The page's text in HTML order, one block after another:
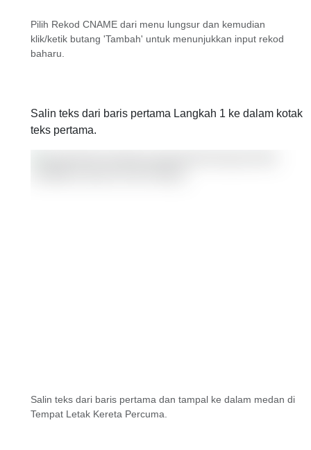
Pilih Rekod CNAME dari menu lungsur dan kemudian
klik/ketik butang 'Tambah' untuk menunjukkan input rekod
baharu.
Salin teks dari baris pertama Langkah 1 ke dalam kotak
teks pertama.
Salin teks dari baris pertama dan tampal ke dalam medan di
Tempat Letak Kereta Percuma.